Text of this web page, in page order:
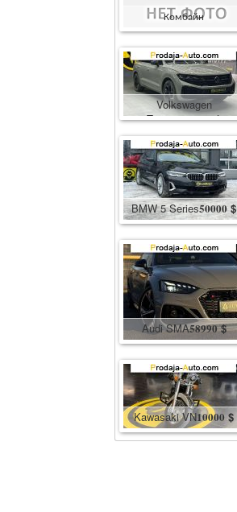
Комбайн
Комбайн400000 грн.
Volkswagen
Touareg86600 $
BMW 5 Series50000 $
Audi SMA58990 $
Kawasaki VN10000 $